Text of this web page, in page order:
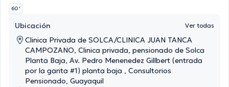
60 '
Ubicación Ver todas
Clinica Privada de SOLCA/CLINICA JUAN TANCA
CAMPOZANO, Clinica privada, pensionado de Solca
Planta Baja, Av. Pedro Menenedez Gillbert (entrada
por la garita #1) planta baja , Consultorios
Pensionado, Guayaquil